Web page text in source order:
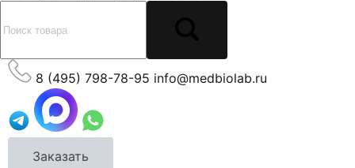
8 (495) 798-78-95 info@medbiolab.ru
Заказать